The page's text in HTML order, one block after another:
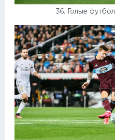
36. Голые